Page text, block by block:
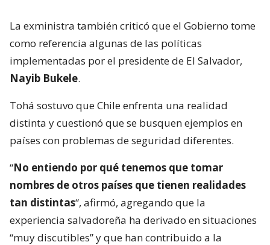
La exministra también criticó que el Gobierno tome
como referencia algunas de las políticas
implementadas por el presidente de El Salvador,
Nayib Bukele.
Tohá sostuvo que Chile enfrenta una realidad
distinta y cuestionó que se busquen ejemplos en
países con problemas de seguridad diferentes.
“No entiendo por qué tenemos que tomar
nombres de otros países que tienen realidades
tan distintas“, afirmó, agregando que la
experiencia salvadoreña ha derivado en situaciones
“muy discutibles” y que han contribuido a la